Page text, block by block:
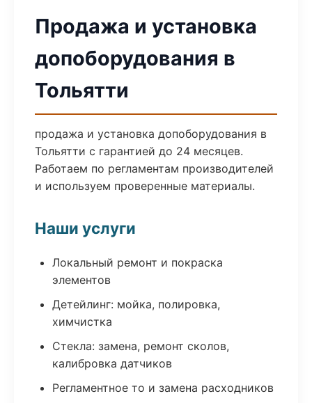
Продажа и установка
допоборудования в
Тольятти
продажа и установка допоборудования в
Тольятти с гарантией до 24 месяцев.
Работаем по регламентам производителей
и используем проверенные материалы.
Наши услуги
Локальный ремонт и покраска
элементов
Детейлинг: мойка, полировка,
химчистка
Стекла: замена, ремонт сколов,
калибровка датчиков
Регламентное то и замена расходников